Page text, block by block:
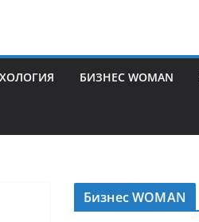
БИЗНЕС WOMAN
Бизнес WOMAN